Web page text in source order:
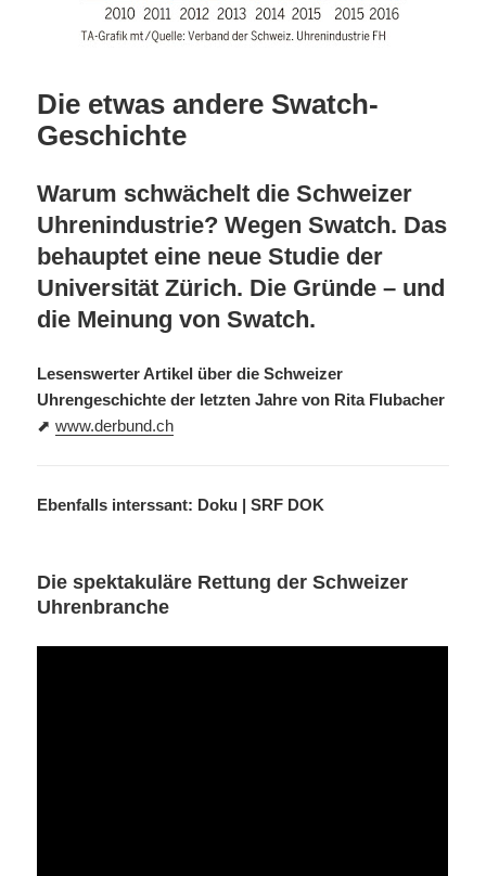
Die etwas andere Swatch-
Geschichte
Warum schwächelt die Schweizer
Uhrenindustrie? Wegen Swatch. Das
behauptet eine neue Studie der
Universität Zürich. Die Gründe – und
die Meinung von Swatch.
Lesenswerter Artikel über die Schweizer
Uhrengeschichte der letzten Jahre von Rita Flubacher
⬈www.derbund.ch
Ebenfalls interssant: Doku | SRF DOK
Die spektakuläre Rettung der Schweizer
Uhrenbranche